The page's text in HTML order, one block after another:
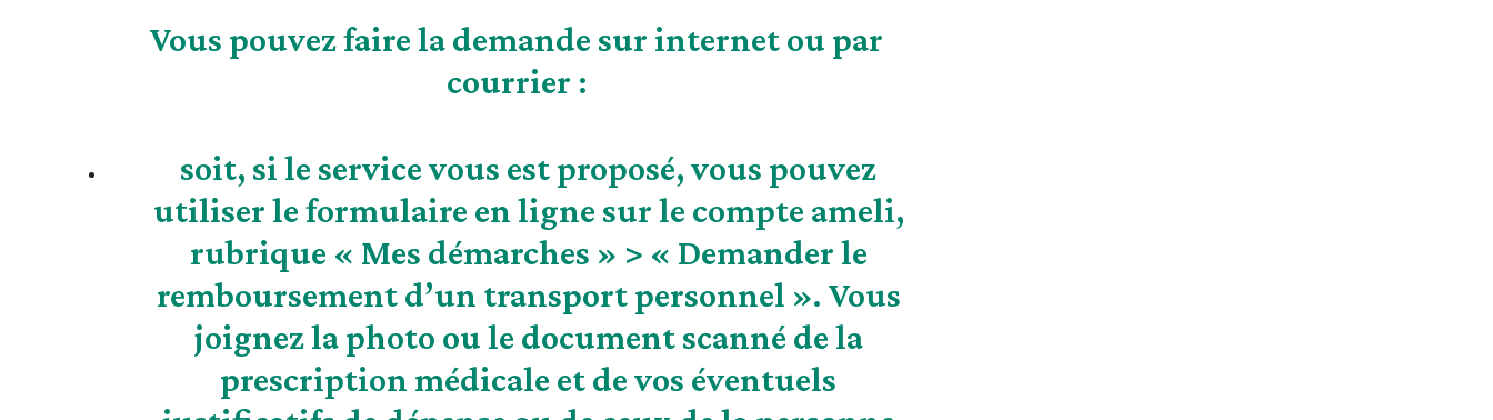
Vous pouvez faire la demande sur internet ou par
courrier :
soit, si le service vous est proposé, vous pouvez
utiliser le formulaire en ligne surle compte ameli,
rubrique « Mes démarches » > « Demander le
remboursement d’un transport personnel ». Vous
joignez la photo ou le document scanné de la
prescription médicale et de vos éventuels